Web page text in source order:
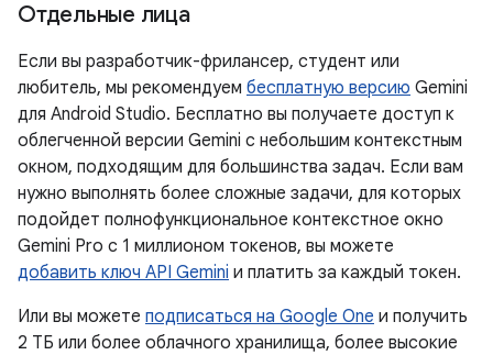
Отдельные лица
Если вы разработчик-фрилансер, студент или
любитель, мы рекомендуем бесплатную версию Gemini
для Android Studio. Бесплатно вы получаете доступ к
облегченной версии Gemini с небольшим контекстным
окном, подходящим для большинства задач. Если вам
нужно выполнять более сложные задачи, для которых
подойдет полнофункциональное контекстное окно
Gemini Pro с 1 миллионом токенов, вы можете
добавить ключ API Gemini и платить за каждый токен.
Или вы можете подписаться на Google One и получить
2 ТБ или более облачного хранилища, более высокие